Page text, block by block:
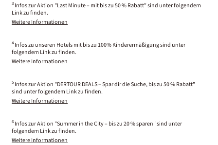
3 Infos zur Aktion "Last Minute – mit bis zu 50 % Rabatt" sind unter folgendem
Link zu finden.
Weitere Informationen
4 Infos zu unseren Hotels mit bis zu 100% Kinderermäßigung sind unter
folgendem Link zu finden.
Weitere Informationen
5 Infos zur Aktion "DERTOUR DEALS – Spar dir die Suche, bis zu 50 % Rabatt"
sind unter folgendem Link zu finden.
Weitere Informationen
6 Infos zur Aktion "Summer in the City – bis zu 20 % sparen" sind unter
folgendem Link zu finden.
Weitere Informationen